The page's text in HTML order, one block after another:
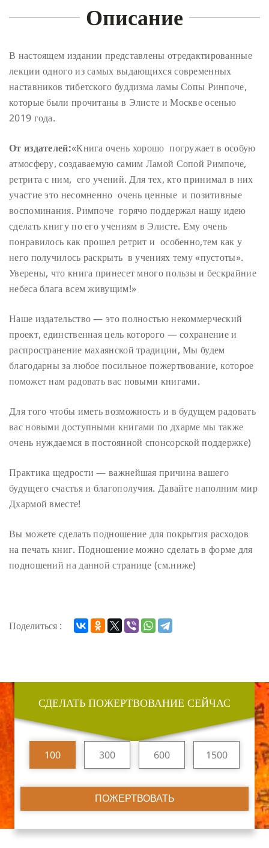
Описание
В настоящем издании представлены отредактированные
лекции одного из самых выдающихся современных
наставников тибетского буддизма ламы Сопы Ринпоче,
которые были прочитаны в Элисте и Москве осенью
2019 года.
От издателей:«Книга очень хорошо ​ погружает в особую
атмосферу, создаваемую самим Ламой Сопой Римпоче,
ретрита с ним, ​ его учений. Для тех, кто принимал в них
участие это несомненно ​ очень ценные ​ и позитивные
воспоминания. Римпоче ​ горячо поддержал нашу идею
сделать книгу по его учениям в Элисте. Ему очень
понравилось как прошел ретрит и ​ особенно,тем как у
него получилось раскрыть ​ в учениях тему «пустоты».
Уверены, что книга принесет много пользы и бескрайние
небеса блага всем живущим!»
Наше издательство — это полностью некоммерческий
проект, единственная цель которого — сохранение и
распространение махаянской традиции, Мы будем
благодарны за любое посильное пожертвование, которое
поможет нам радовать вас новыми книгами.
Для того чтобы иметь возможность и в будущем радовать
вас новыми доступными книгами по дхарме мы также
очень нуждаемся в постоянной спонсорской поддержке)
Практика щедрости — важнейшая причина вашего
будущего счастья и благополучия. Давайте наполним мир
Дхармой вместе!
Вы можете сделать подношение для покрытия расходов
на печать книг. Подношение можно сделать в форме для
подношений на данной странице (см.ниже)
Поделиться :
СДЕЛАТЬ ПОЖЕРТВОВАНИЕ СЕЙЧАС
100 300 600 1500
ПОЖЕРТВОВАТЬ